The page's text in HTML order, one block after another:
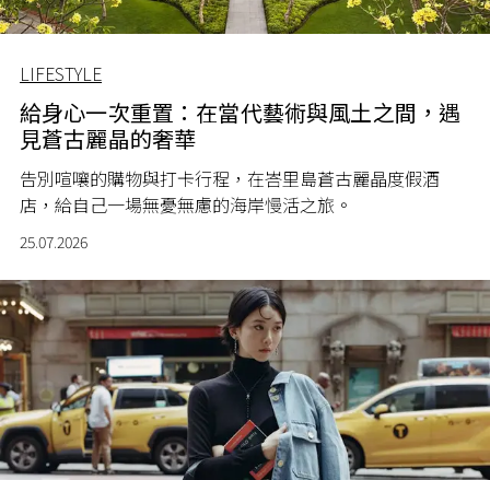
LIFESTYLE
給身心一次重置：在當代藝術與風土之間，遇
見蒼古麗晶的奢華
告別喧嚷的購物與打卡行程，在峇里島蒼古麗晶度假酒
店，給自己一場無憂無慮的海岸慢活之旅。
25.07.2026